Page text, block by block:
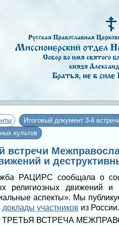
Итоговый документ 3-й
культов
встречи
и
РАЦИРС сообщала о
движений и
аспекты». Мы
доклады участников из России.
ТРЕТЬЯ ВСТРЕЧА